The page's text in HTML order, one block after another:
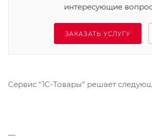
интересующие
ЗАКАЗАТЬ УСЛУГУ
Сервис “1С-Товары” решает